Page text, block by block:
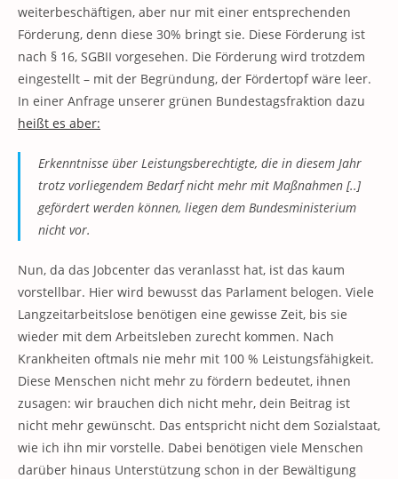
weiterbeschäftigen, aber nur mit einer entsprechenden
Förderung, denn diese 30% bringt sie. Diese Förderung ist
nach § 16, SGBII vorgesehen. Die Förderung wird trotzdem
eingestellt – mit der Begründung, der Fördertopf wäre leer.
In einer Anfrage unserer grünen Bundestagsfraktion dazu
heißt es aber:
Erkenntnisse über Leistungsberechtigte, die in diesem Jahr
trotz vorliegendem Bedarf nicht mehr mit Maßnahmen [..]
gefördert werden können, liegen dem Bundesministerium
nicht vor.
Nun, da das Jobcenter das veranlasst hat, ist das kaum
vorstellbar. Hier wird bewusst das Parlament belogen. Viele
Langzeitarbeitslose benötigen eine gewisse Zeit, bis sie
wieder mit dem Arbeitsleben zurecht kommen. Nach
Krankheiten oftmals nie mehr mit 100 % Leistungsfähigkeit.
Diese Menschen nicht mehr zu fördern bedeutet, ihnen
zusagen: wir brauchen dich nicht mehr, dein Beitrag ist
nicht mehr gewünscht. Das entspricht nicht dem Sozialstaat,
wie ich ihn mir vorstelle. Dabei benötigen viele Menschen
darüber hinaus Unterstützung schon in der Bewältigung